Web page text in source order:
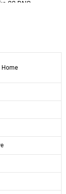
22 DNS
Home